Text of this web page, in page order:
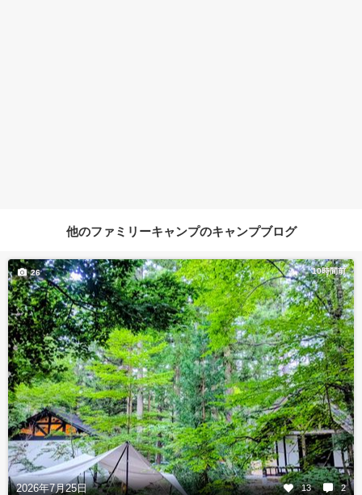
他のファミリーキャンプのキャンプブログ
10時間前
2026年7月25日 13 2
26